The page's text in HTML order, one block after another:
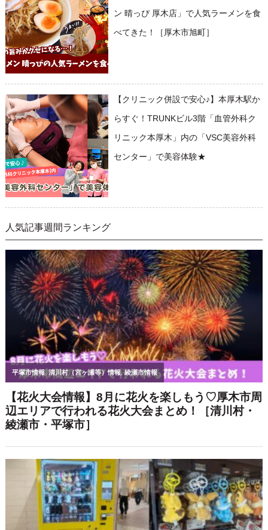
ン 晴っぴ 厚木店」で人気ラーメンを食
べてきた！［厚木市旭町］
【クリニック併設で安心♪】本厚木駅か
らすぐ！TRUNKビル3階「血管外科ク
リニック本厚木」内の「VSC美容外科
センター」で美容体験★
人気記事週間ランキング